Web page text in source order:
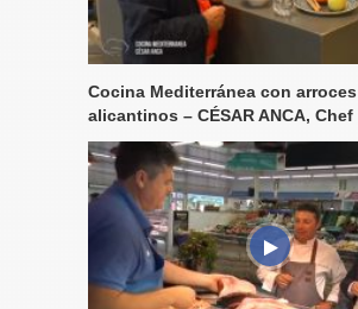
Cocina Mediterránea con arroces
alicantinos – CÉSAR ANCA, Chef